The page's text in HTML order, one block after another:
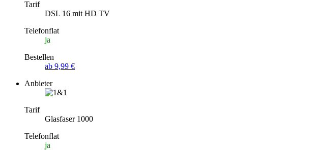
Tarif
DSL 16 mit HD TV
Telefonflat
ja
Bestellen
ab 9,99 €
Anbieter
Tarif
Glasfaser 1000
Telefonflat
ja